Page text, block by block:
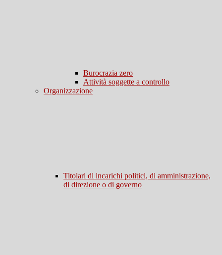
Burocrazia zero
Attività soggette a controllo
Organizzazione
Titolari di incarichi politici, di amministrazione,
di direzione o di governo